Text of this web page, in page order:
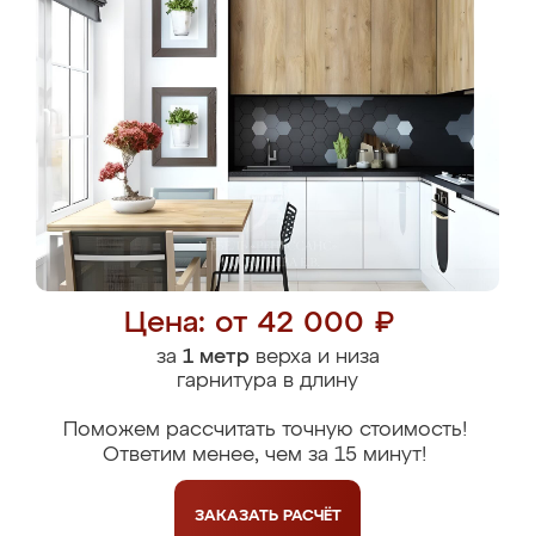
Цена: от 42 000 ₽
за 1 метрверха и низа
гарнитура в длину
Поможем рассчитать точную стоимость!
Ответим менее, чем за 15 минут!
ЗАКАЗАТЬ РАСЧЁТ